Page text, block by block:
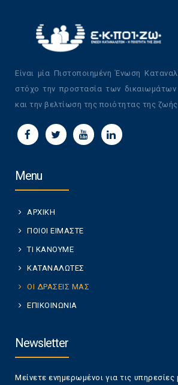
Είναι μία Πιστοποιημένη Ένωση
στόχο την προστασία των
και την βελτίωση της ποιότητας της ζωής
Menu
ΑΡΧΙΚΗ
ΠΟΙΟΙ ΕΙΜΑΣΤΕ
ΤΙ ΚΑΝΟΥΜΕ
ΚΑΤΑΝΑΛΩΤΕΣ
ΟΙ ΔΡΑΣΕΙΣ ΜΑΣ
ΕΠΙΚΟΙΝΩΝΙΑ
Newsletter
Μείνετε ενημερωμένοι για τις